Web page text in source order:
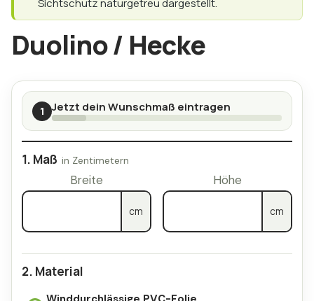
Sichtschutz naturgetreu dargestellt.
Duolino / Hecke
1 Jetzt dein Wunschmaß eintragen
Maß
Breite
cm
Höhe
cm
Material